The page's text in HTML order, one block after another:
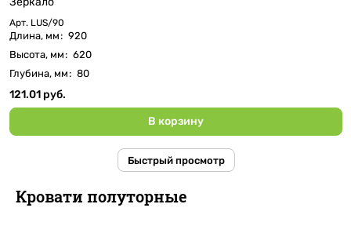
Арт. LUS/90
Длина, мм: 920
Высота, мм: 620
Глубина, мм: 80
121.01 руб.
В корзину
Быстрый просмотр
Кровати полуторные